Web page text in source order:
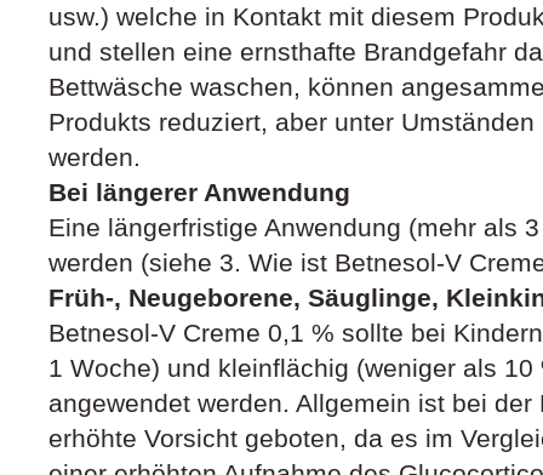
usw.) welche in Kontakt mit diesem
und stellen eine ernsthafte Brandgefahr
Bettwäsche waschen, können
Produkts reduziert, aber unter
werden.
Bei längerer Anwendung
Eine längerfristige Anwendung (mehr als
werden (siehe 3. Wie ist Betnesol-V
Früh-, Neugeborene, Säuglinge,
Betnesol-V Creme 0,1 % sollte bei
1 Woche) und kleinflächig (weniger als
angewendet werden. Allgemein ist bei
erhöhte Vorsicht geboten, da es im